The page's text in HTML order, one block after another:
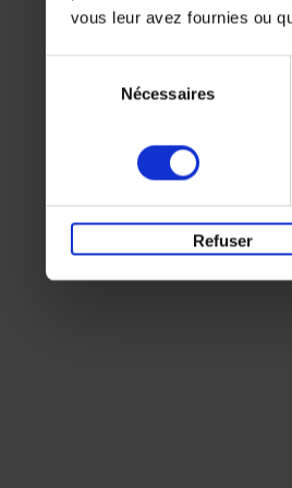
vous leur avez fournies ou
Nécessaires
Refuser